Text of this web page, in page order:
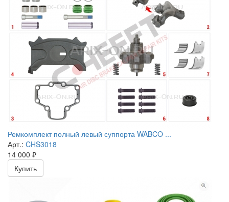
Ремкомплект полный левый суппорта WABCO ...
Арт.: CHS3018
14 000 ₽
Купить